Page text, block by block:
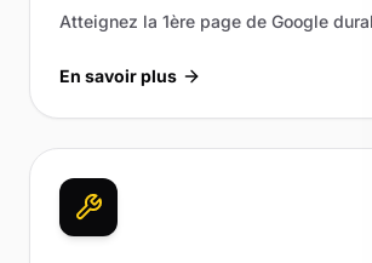
Atteignez la 1ère page de Google
En savoir plus